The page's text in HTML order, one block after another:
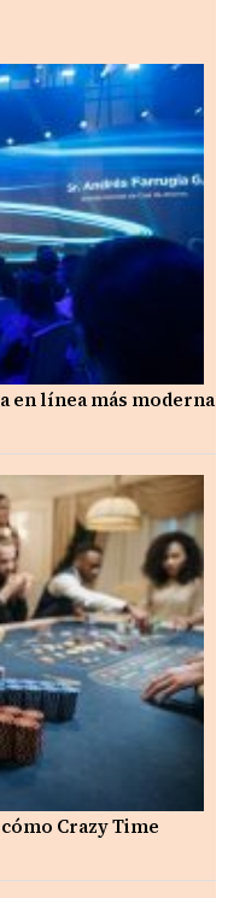
en línea más moderna
Crazy Time